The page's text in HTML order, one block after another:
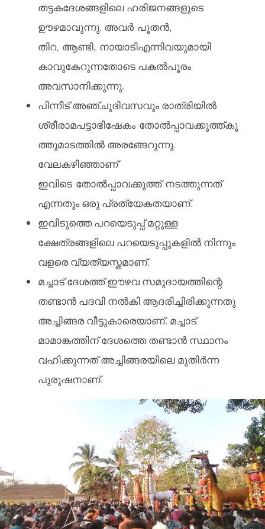
തട്ടകദേശങ്ങളിലെ ഹരിജനങ്ങളുടെ
ഊഴമാവുന്നു. അവർ പൂതൻ,
തിറ, ആണ്ടി, നായാടിഎന്നിവയുമായി
കാവുകേറുന്നതോടെ പകൽപൂരം
അവസാനിക്കുന്നു.
പിന്നീട് അഞ്ചുദിവസവും രാത്രിയിൽ
ശ്രീരാമപട്ടാഭിഷേകം തോൽപ്പാവക്കൂത്ത്കൂ
ത്തുമാടത്തിൽ അരങ്ങേറുന്നു.
വേലകഴിഞ്ഞാണ്
ഇവിടെ തോൽപ്പാവക്കൂത്ത് നടത്തുന്നത്
എന്നതും ഒരു പ്രത്യേകതയാണ്.
ഇവിടുത്തെ പറയെടുപ്പ് മറ്റുള്ള
ക്ഷേത്രങ്ങളിലെ പറയെടുപ്പുകളിൽ നിന്നും
വളരെ വ്യത്യസ്തമാണ്.
മച്ചാട് ദേശത്ത്‌ ഈഴവ സമുദായത്തിന്റെ
തണ്ടാൻ പദവി നൽകി ആദരിച്ചിരിക്കുന്നതു
അച്ചിങ്ങര വീട്ടുകാരെയാണ്. മച്ചാട്
മാമാങ്കത്തിന് ദേശത്തെ തണ്ടാൻ സ്ഥാനം
വഹിക്കുന്നത് അച്ചിങ്ങരയിലെ മുതിർന്ന
പുരുഷനാണ്.